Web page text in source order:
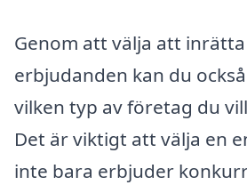
Genom att välja att
erbjudanden kan du
vilken typ av företag du
Det är viktigt att välja en
inte bara erbjuder